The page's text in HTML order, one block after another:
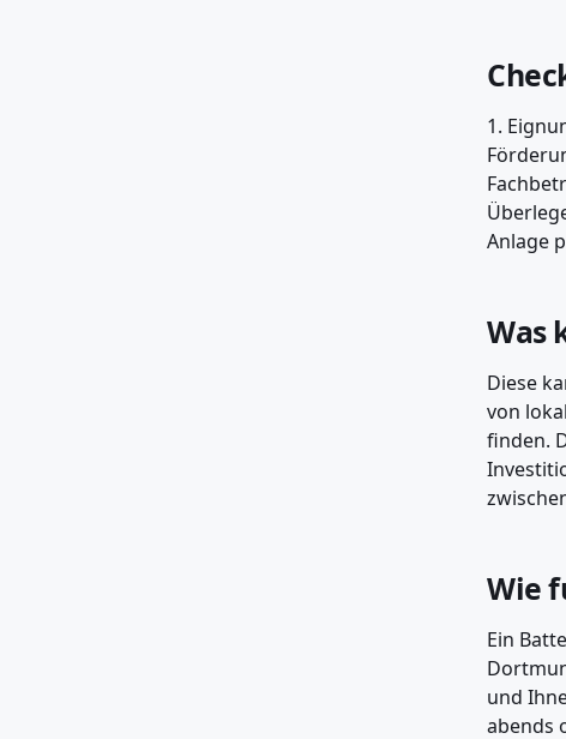
1.
Anlage
Was
Diese
von
finden.
Wie
Ein
und
abends